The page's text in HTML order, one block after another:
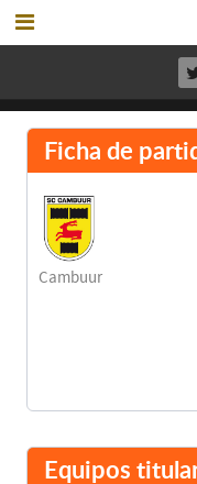
Ficha de
Cambuur
Equipos